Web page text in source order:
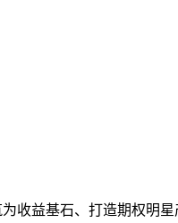
益基石、打造期权明